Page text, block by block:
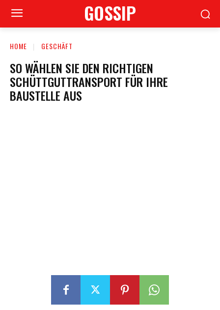
GOSSIP
HOME GESCHÄFT
SO WÄHLEN SIE DEN RICHTIGEN
SCHÜTTGUTTRANSPORT FÜR IHRE
BAUSTELLE AUS